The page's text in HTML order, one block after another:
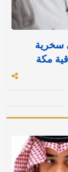
سخرية
مكة